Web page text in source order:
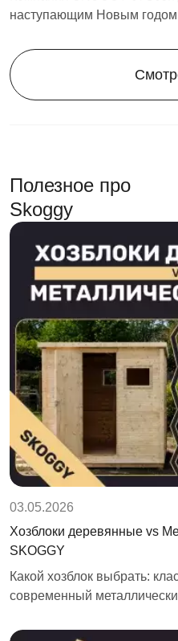
наступающим Новым
Полезное про
Skoggy
03.05.2026
Хозблоки деревянные vs
SKOGGY
Какой хозблок выбрать:
современный